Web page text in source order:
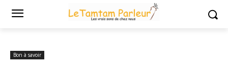
Accueil Bon à savoir
Droit des affaires : Les types de sociétés
Bon à savoir